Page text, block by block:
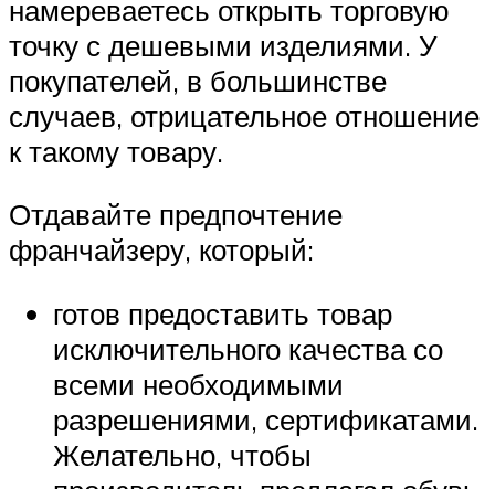
намереваетесь открыть торговую
точку с дешевыми изделиями. У
покупателей, в большинстве
случаев, отрицательное отношение
к такому товару.
Отдавайте предпочтение
франчайзеру, который:
готов предоставить товар
исключительного качества со
всеми необходимыми
разрешениями, сертификатами.
Желательно, чтобы